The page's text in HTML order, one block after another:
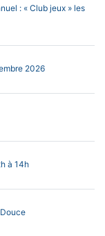
: « Club jeux » les
2026
à 14h